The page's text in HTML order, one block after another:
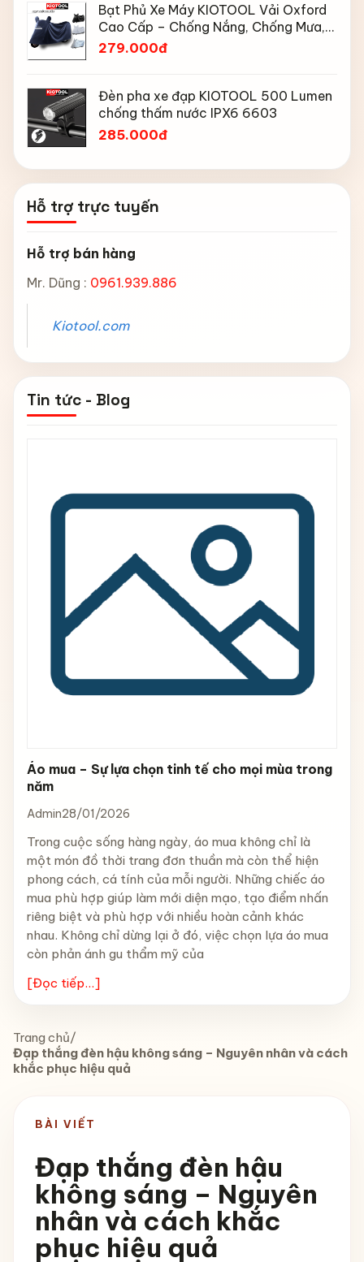
Bạt Phủ Xe Máy KIOTOOL Vải Oxford
Cao Cấp – Chống Nắng, Chống Mưa,
Chống Bụi, Chống Tia UV, Có Phản
279.000đ
Đèn pha xe đạp KIOTOOL 500 Lumen
chống thấm nước IPX6 6603
285.000đ
Hỗ trợ trực tuyến
Hỗ trợ bán hàng
Mr. Dũng : 0961.939.886
Kiotool.com
Tin tức - Blog
Áo mua – Sự lựa chọn tinh tế cho mọi mùa trong
năm
Admin28/01/2026
Trong cuộc sống hàng ngày, áo mua không chỉ là
một món đồ thời trang đơn thuần mà còn thể hiện
phong cách, cá tính của mỗi người. Những chiếc áo
mua phù hợp giúp làm mới diện mạo, tạo điểm nhấn
riêng biệt và phù hợp với nhiều hoàn cảnh khác
nhau. Không chỉ dừng lại ở đó, việc chọn lựa áo mua
còn phản ánh gu thẩm mỹ của
[Đọc tiếp...]
Trang chủ/
Đạp thắng đèn hậu không sáng – Nguyên nhân và cách
khắc phục hiệu quả
BÀI VIẾT
Đạp thắng đèn hậu
không sáng – Nguyên
nhân và cách khắc
phục hiệu quả